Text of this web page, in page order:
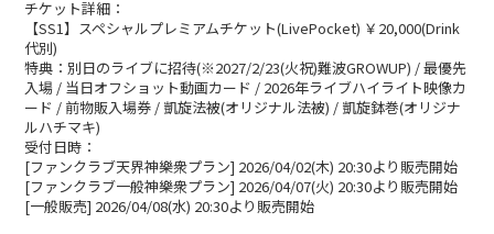
チケット詳細：
【SS1】スペシャルプレミアムチケット(LivePocket) ￥20,000(Drink
代別)
特典：別日のライブに招待(※2027/2/23(火祝)難波GROWUP) / 最優先
入場 / 当日オフショット動画カード / 2026年ライブハイライト映像カ
ード / 前物販入場券 / 凱旋法被(オリジナル法被) / 凱旋鉢巻(オリジナ
ルハチマキ)
受付日時：
[ファンクラブ天界神樂衆プラン] 2026/04/02(木) 20:30より販売開始
[ファンクラブ一般神樂衆プラン] 2026/04/07(火) 20:30より販売開始
[一般販売] 2026/04/08(水) 20:30より販売開始